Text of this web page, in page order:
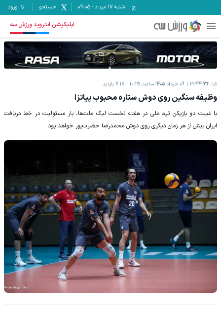
شنبه ۱۷ مرداد -
09:05 جستجو ورود
اپلیکیشن اندروید ورزش سه
کد: 2364232 09 خرداد 1405 ساعت 10:25 7.1K بازدید
وظیفه سنگین روی دوش ستاره محبوب پیاتزا
با غیبت دو بازیکن تیم ملی در هفته نخست لیگ ملت‌ها، بار مسئولیت در خط دریافت
ایران بیش از هر زمان دیگری روی دوش محمدرضا حضرت‌پور خواهد بود.